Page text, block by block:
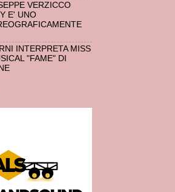
VERZICCO
E' UNO
INTERPRETA MISS
"FAME" DI